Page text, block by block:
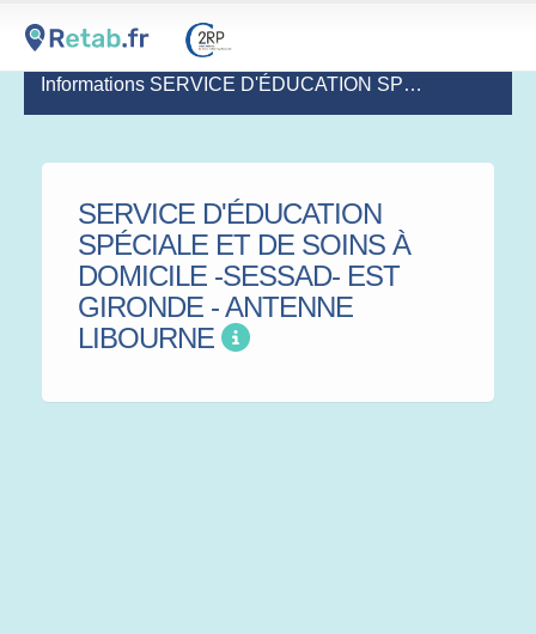
Informations SERVICE D'ÉDUCATION SPÉCIALE ET DE SOINS À DOMICILE -SESSAD- EST GIRONDE - ANTENNE LIBOURNE
SERVICE D'ÉDUCATION
SPÉCIALE ET DE SOINS À
DOMICILE -SESSAD- EST
GIRONDE - ANTENNE
LIBOURNE